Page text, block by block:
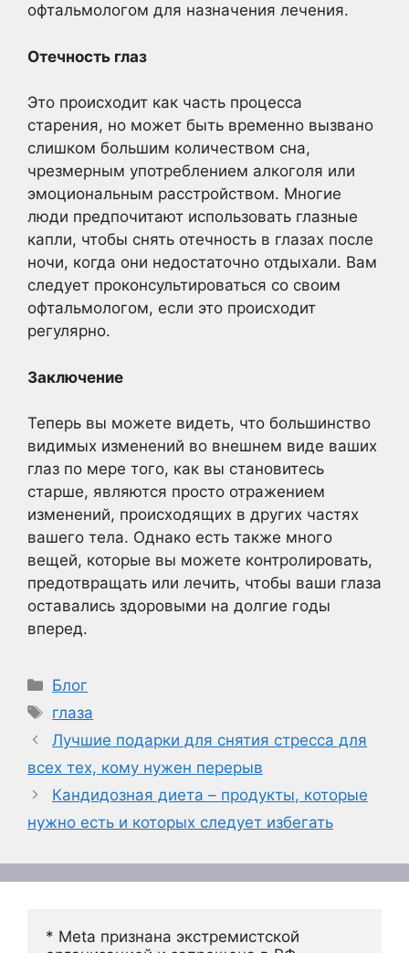
офтальмологом для назначения лечения.
Отечность глаз
Это происходит как часть процесса
старения, но может быть временно вызвано
слишком большим количеством сна,
чрезмерным употреблением алкоголя или
эмоциональным расстройством. Многие
люди предпочитают использовать глазные
капли, чтобы снять отечность в глазах после
ночи, когда они недостаточно отдыхали. Вам
следует проконсультироваться со своим
офтальмологом, если это происходит
регулярно.
Заключение
Теперь вы можете видеть, что большинство
видимых изменений во внешнем виде ваших
глаз по мере того, как вы становитесь
старше, являются просто отражением
изменений, происходящих в других частях
вашего тела. Однако есть также много
вещей, которые вы можете контролировать,
предотвращать или лечить, чтобы ваши глаза
оставались здоровыми на долгие годы
вперед.
Рубрики
Блог
Метки
глаза
Лучшие подарки для снятия стресса для
всех тех, кому нужен перерыв
Кандидозная диета – продукты, которые
нужно есть и которых следует избегать
* Meta признана экстремистской